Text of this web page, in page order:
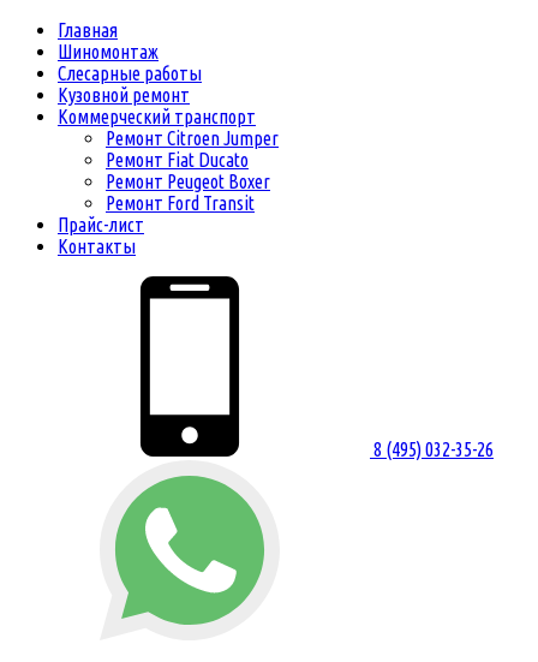
Главная
Шиномонтаж
Слесарные работы
Кузовной ремонт
Коммерческий транспорт
Ремонт Citroen Jumper
Ремонт Fiat Ducato
Ремонт Peugeot Boxer
Ремонт Ford Transit
Прайс-лист
Контакты
8 (495) 032-35-26